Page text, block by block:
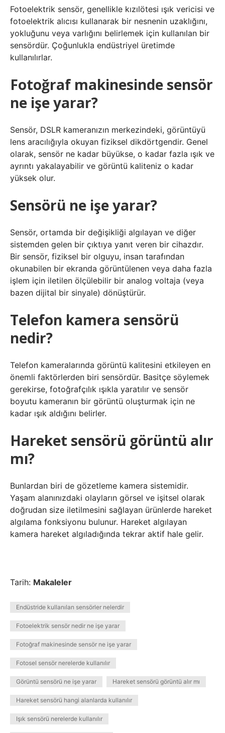
Fotoelektrik sensör, genellikle kızılötesi ışık vericisi ve
fotoelektrik alıcısı kullanarak bir nesnenin uzaklığını,
yokluğunu veya varlığını belirlemek için kullanılan bir
sensördür. Çoğunlukla endüstriyel üretimde
kullanılırlar.
Fotoğraf makinesinde sensör
ne işe yarar?
Sensör, DSLR kameranızın merkezindeki, görüntüyü
lens aracılığıyla okuyan fiziksel dikdörtgendir. Genel
olarak, sensör ne kadar büyükse, o kadar fazla ışık ve
ayrıntı yakalayabilir ve görüntü kaliteniz o kadar
yüksek olur.
Sensörü ne işe yarar?
Sensör, ortamda bir değişikliği algılayan ve diğer
sistemden gelen bir çıktıya yanıt veren bir cihazdır.
Bir sensör, fiziksel bir olguyu, insan tarafından
okunabilen bir ekranda görüntülenen veya daha fazla
işlem için iletilen ölçülebilir bir analog voltaja (veya
bazen dijital bir sinyale) dönüştürür.
Telefon kamera sensörü
nedir?
Telefon kameralarında görüntü kalitesini etkileyen en
önemli faktörlerden biri sensördür. Basitçe söylemek
gerekirse, fotoğrafçılık ışıkla yaratılır ve sensör
boyutu kameranın bir görüntü oluşturmak için ne
kadar ışık aldığını belirler.
Hareket sensörü görüntü alır
mı?
Bunlardan biri de gözetleme kamera sistemidir.
Yaşam alanınızdaki olayların görsel ve işitsel olarak
doğrudan size iletilmesini sağlayan ürünlerde hareket
algılama fonksiyonu bulunur. Hareket algılayan
kamera hareket algıladığında tekrar aktif hale gelir.
Tarih: Makaleler
Endüstride kullanılan sensörler nelerdir
Fotoelektrik sensör nedir ne işe yarar
Fotoğraf makinesinde sensör ne işe yarar
Fotosel sensör nerelerde kullanılır
Görüntü sensörü ne işe yarar Hareket sensörü görüntü alır mı
Hareket sensörü hangi alanlarda kullanılır
Işık sensörü nerelerde kullanılır